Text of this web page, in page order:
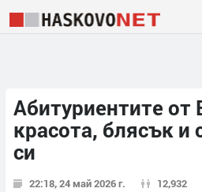
Абитуриентите от
красота, блясък и
си
22:18, 24 май 2026 г. 12,932